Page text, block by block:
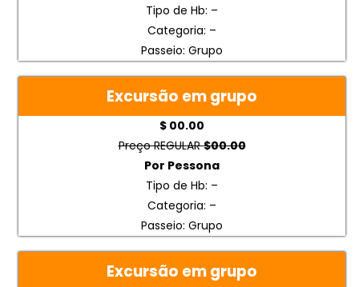
Tipo de Hb: –
Categoria: –
Passeio: Grupo
Excursão em grupo
$ 00.00
Preço REGULAR$00.00
Por Pessona
Tipo de Hb: –
Categoria: –
Passeio: Grupo
Excursão em grupo